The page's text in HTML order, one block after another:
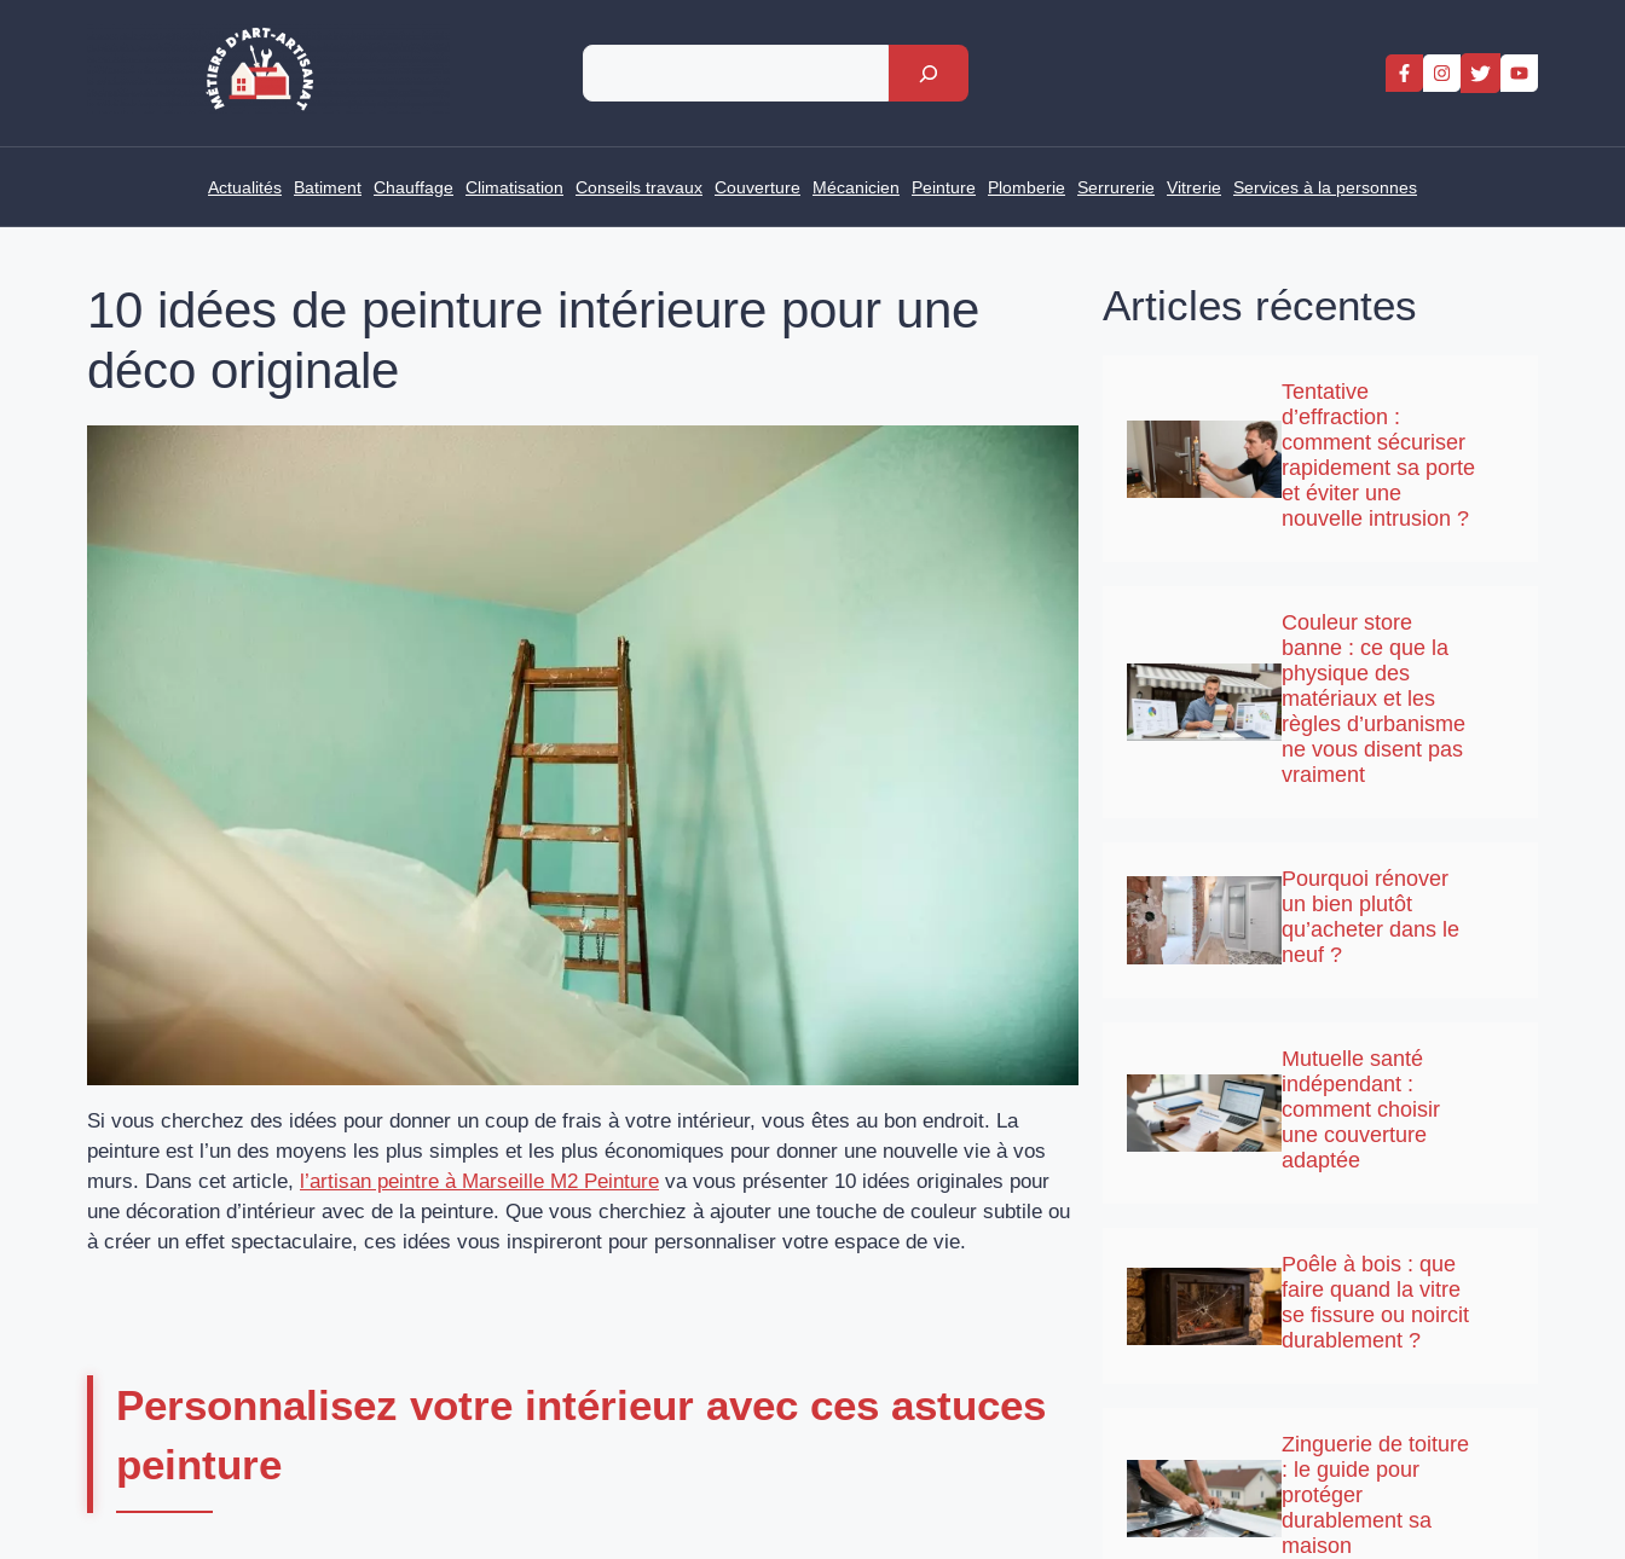
Rechercher
Actualités Batiment Chauffage Climatisation Conseils travaux Couverture Mécanicien Peinture Plomberie Serrurerie Vitrerie Services à la personnes
10 idées de peinture intérieure pour une
déco originale
Si vous cherchez des idées pour donner un coup de frais à votre intérieur, vous êtes au bon endroit. La
peinture est l’un des moyens les plus simples et les plus économiques pour donner une nouvelle vie à vos
murs. Dans cet article, l’artisan peintre à Marseille M2 Peinture va vous présenter 10 idées originales pour
une décoration d’intérieur avec de la peinture. Que vous cherchiez à ajouter une touche de couleur subtile ou
à créer un effet spectaculaire, ces idées vous inspireront pour personnaliser votre espace de vie.
Personnalisez votre intérieur avec ces astuces
peinture
Articles récentes
Tentative
d’effraction :
comment sécuriser
rapidement sa porte
et éviter une
nouvelle intrusion ?
Couleur store
banne : ce que la
physique des
matériaux et les
règles d’urbanisme
ne vous disent pas
vraiment
Pourquoi rénover
un bien plutôt
qu’acheter dans le
neuf ?
Mutuelle santé
indépendant :
comment choisir
une couverture
adaptée
Poêle à bois : que
faire quand la vitre
se fissure ou noircit
durablement ?
Zinguerie de toiture
: le guide pour
protéger
durablement sa
maison